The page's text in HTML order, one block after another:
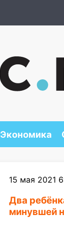
Экономика
15 мая 2021
Два
минувшей